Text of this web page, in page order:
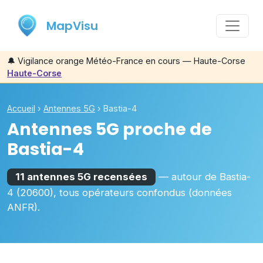
MapVisu
🔔 Vigilance orange Météo-France en cours — Haute-Corse
Haute-Corse
Accueil › Antennes 5G › Bastia-4
Antennes 5G proche de
Bastia-4
11 antennes 5G recensées — autour de Bastia-
4 (20600), tous opérateurs confondus (données
ANFR).